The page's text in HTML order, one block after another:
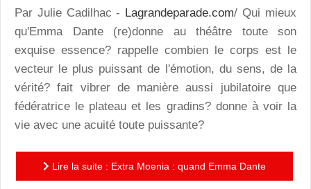
Par Julie Cadilhac - Lagrandeparade.com/ Qui mieux
qu'Emma Dante (re)donne au théâtre toute son
exquise essence? rappelle combien le corps est le
vecteur le plus puissant de l'émotion, du sens, de la
vérité? fait vibrer de manière aussi jubilatoire que
fédératrice le plateau et les gradins? donne à voir la
vie avec une acuité toute puissante?
Lire la suite : Extra Moenia : quand Emma Dante